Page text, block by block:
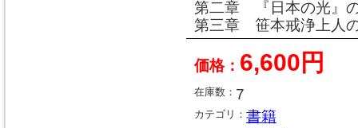
第二章 『日本の光
第三章 笹本戒浄上人
価格： 6,600円
在庫数： 7
カテゴリ： 書籍